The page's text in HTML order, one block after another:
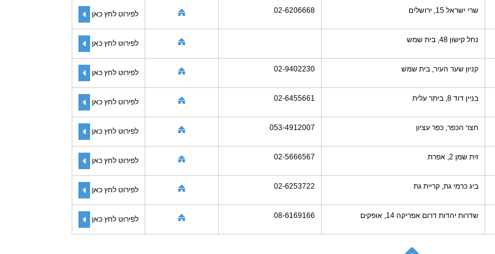
שרי ישראל 15, ירושלים 02-6206668 לפירוט לחץ כאן
נחל קישון 48, בית שמש לפירוט לחץ כאן
קניון שער העיר, בית שמש 02-9402230 לפירוט לחץ כאן
בניין דוד 8, ביתר עלית 02-6455661 לפירוט לחץ כאן
חצר הכפר, כפר עציון 053-4912007 לפירוט לחץ כאן
זית שמן 2, אפרת 02-5666567 לפירוט לחץ כאן
ביג כרמי גת, קריית גת 02-6253722 לפירוט לחץ כאן
שדרות יהדות דרום אפריקה 14, אופקים 08-6169166 לפירוט לחץ כאן